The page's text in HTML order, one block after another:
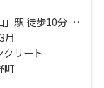
駅 徒歩10分 東
徒歩10分 都
所前」駅 徒歩
月
リート
町